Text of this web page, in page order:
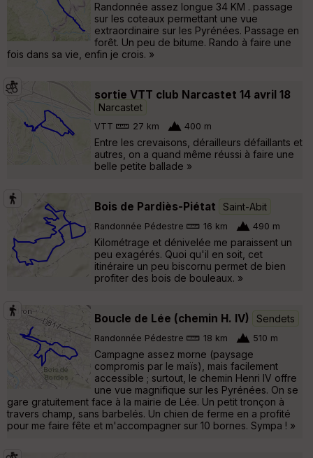
Randonnée assez longue 34 KM . passage
sur les coteaux permettant une vue
extraordinaire sur les Pyrénées. Passage en
forêt. Un peu de bitume. Rando à faire une
fois dans sa vie, enfin je crois. »
sortie VTT club Narcastet 14 avril 18
Narcastet
VTT 27 km 400 m
Entre les crevaisons, dérailleurs défaillants et
autres, on a quand même réussi à faire une
belle petite ballade »
Bois de Pardiès-Piétat Saint-Abit
Randonnée Pédestre 16 km 490 m
Kilométrage et dénivelée me paraissent un
peu exagérés. Quoi qu'il en soit, cet
itinéraire un peu biscornu permet de bien
profiter des bois de bouleaux. »
Boucle de Lée (chemin H. IV) Sendets
Randonnée Pédestre 18 km 510 m
Campagne assez morne (paysage
compromis par le maïs), mais facilement
accessible ; surtout, le chemin Henri IV offre
une vue magnifique sur les Pyrénées. On se
gare gratuitement face à la mairie de Lée. Un petit tronçon à
travers champ, sans barbelés. Un chien de ferme en a profité
pour me faire fête et m'accompagner sur 10 bornes. Sympa ! »